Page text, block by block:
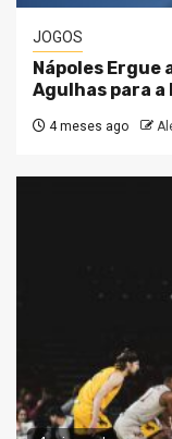
JOGOS
Nápoles Ergue
Agulhas para
4 meses ago